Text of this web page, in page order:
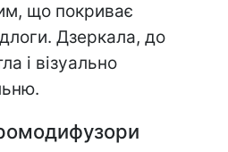
що покриває
Дзеркала, до
і візуально